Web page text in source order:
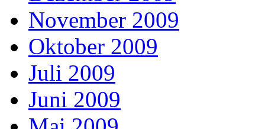
November 2009
Oktober 2009
Juli 2009
Juni 2009